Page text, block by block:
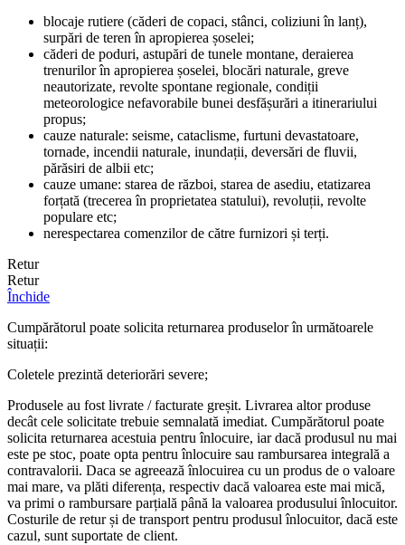
blocaje rutiere (căderi de copaci, stânci, coliziuni în lanț),
surpări de teren în apropierea șoselei;
căderi de poduri, astupări de tunele montane, deraierea
trenurilor în apropierea șoselei, blocări naturale, greve
neautorizate, revolte spontane regionale, condiții
meteorologice nefavorabile bunei desfășurări a itinerariului
propus;
cauze naturale: seisme, cataclisme, furtuni devastatoare,
tornade, incendii naturale, inundații, deversări de fluvii,
părăsiri de albii etc;
cauze umane: starea de război, starea de asediu, etatizarea
forțată (trecerea în proprietatea statului), revoluții, revolte
populare etc;
nerespectarea comenzilor de către furnizori și terți.
Retur
Retur
Închide
Cumpărătorul poate solicita returnarea produselor în următoarele
situații:
Coletele prezintă deteriorări severe;
Produsele au fost livrate / facturate greșit. Livrarea altor produse
decât cele solicitate trebuie semnalată imediat. Cumpărătorul poate
solicita returnarea acestuia pentru înlocuire, iar dacă produsul nu mai
este pe stoc, poate opta pentru înlocuire sau rambursarea integrală a
contravalorii. Daca se agreează înlocuirea cu un produs de o valoare
mai mare, va plăti diferența, respectiv dacă valoarea este mai mică,
va primi o rambursare parțială până la valoarea produsului înlocuitor.
Costurile de retur și de transport pentru produsul înlocuitor, dacă este
cazul, sunt suportate de client.